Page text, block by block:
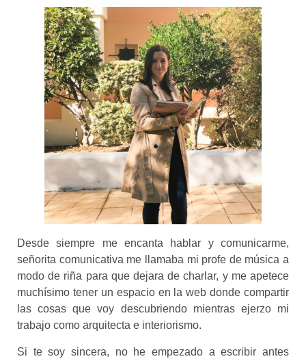
Desde siempre me encanta hablar y comunicarme,
señorita comunicativa me llamaba mi profe de música a
modo de riña para que dejara de charlar, y me apetece
muchísimo tener un espacio en la web donde compartir
las cosas que voy descubriendo mientras ejerzo mi
trabajo como arquitecta e interiorismo.
Si te soy sincera, no he empezado a escribir antes
Necesarias
Estas
cookies no
opcionales.
necesarias
para que
Estadísticas
podamos
mejorar la
funcionalidad
y estructura
de la web, en
base a cómo
se usa la